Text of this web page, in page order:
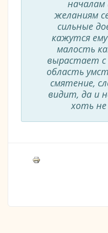
желаниям
сильные
кажутся
малость
вырастает с
область
смятение,
видит, да и
хоть не